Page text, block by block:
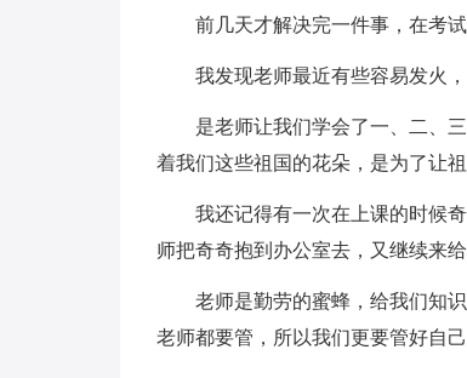
前几天才解决完一件事，在考
我发现老师最近有些容易发火
是老师让我们学会了一、二、
着我们这些祖国的花朵，是为了让祖
我还记得有一次在上课的时候
师把奇奇抱到办公室去，又继续来
老师是勤劳的蜜蜂，给我们知
老师都要管，所以我们更要管好自